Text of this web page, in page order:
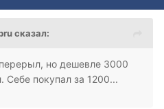
сказал:
но дешевле 3000
Себе покупал за 1200...